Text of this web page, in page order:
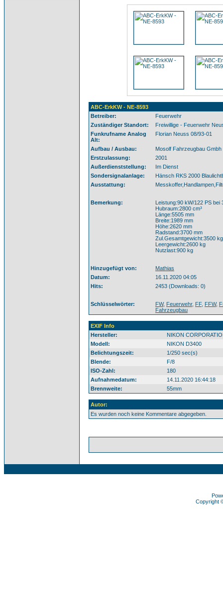
ABC-ErkKW - NE-8593
Betreiber:
Feuerwehr
Zuständiger Standort:
Freiwillige - Feuerwehr
Funkrufname Analog
Alt:
Florian Neuss 08/93-01
Aufbau / Ausbau:
Mosolf Fahrzeugbau Gmbh
Erstzulassung:
2001
Außerdienststellung:
Im Dienst
Sondersignalanlage:
Hänsch RKS 2000
Ausstattung:
Bemerkung:
Leistung:90 kW/122 PS bei
Hubraum:2800 cm³
Länge:5505 mm
Breite:1989 mm
Höhe:2620 mm
Radstand:3700 mm
Zul.Gesamtgewicht:3500 kg
Leergewicht:2600 kg
Nutzlast:900 kg
Hinzugefügt von:
Mathias
Datum:
16.11.2020 04:05
Hits:
2453 (Downloads: 0)
Schlüsselwörter: FW, Feuerwehr, FF, FFW,
Fahrzeugbau
EXIF Info
Hersteller:
NIKON
Modell:
NIKON D3400
Belichtungszeit:
1/250 sec(s)
Blende:
F/8
ISO-Zahl:
180
Aufnahmedatum:
14.11.2020 16:44:18
Brennweite:
55mm
Autor:
Es wurden noch keine Kommentare abgegeben.
Copyright